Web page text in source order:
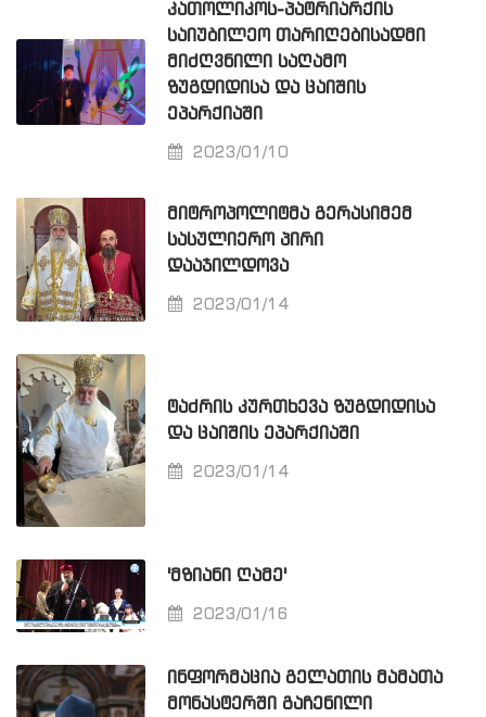
ᲙᲐᲗᲝᲚᲘᲙᲝᲡ-ᲞᲐᲢᲠᲘᲐᲠᲥᲘᲡ
ᲡᲐᲘᲣᲑᲘᲚᲔᲝ ᲗᲐᲠᲘᲦᲔᲑᲘᲡᲐᲓᲛᲘ
ᲛᲘᲫᲦᲕᲜᲘᲚᲘ ᲡᲐᲦᲐᲛᲝ
ᲖᲣᲒᲓᲘᲓᲘᲡᲐ ᲓᲐ ᲪᲐᲘᲨᲘᲡ
ᲔᲞᲐᲠᲥᲘᲐᲨᲘ
2023/01/10
ᲛᲘᲢᲠᲝᲞᲝᲚᲘᲢᲛᲐ ᲒᲔᲠᲐᲡᲘᲛᲔᲛ
ᲡᲐᲡᲣᲚᲘᲔᲠᲝ ᲞᲘᲠᲘ
ᲓᲐᲐᲯᲘᲚᲓᲝᲕᲐ
2023/01/14
ᲢᲐᲫᲠᲘᲡ ᲙᲣᲠᲗᲮᲔᲕᲐ ᲖᲣᲒᲓᲘᲓᲘᲡᲐ
ᲓᲐ ᲪᲐᲘᲨᲘᲡ ᲔᲞᲐᲠᲥᲘᲐᲨᲘ
2023/01/14
'ᲛᲖᲘᲐᲜᲘ ᲦᲐᲛᲔ'
2023/01/16
ᲘᲜᲤᲝᲠᲛᲐᲪᲘᲐ ᲒᲔᲚᲐᲗᲘᲡ ᲛᲐᲛᲐᲗᲐ
ᲛᲝᲜᲐᲡᲢᲔᲠᲨᲘ ᲒᲐᲩᲔᲜᲘᲚᲘ